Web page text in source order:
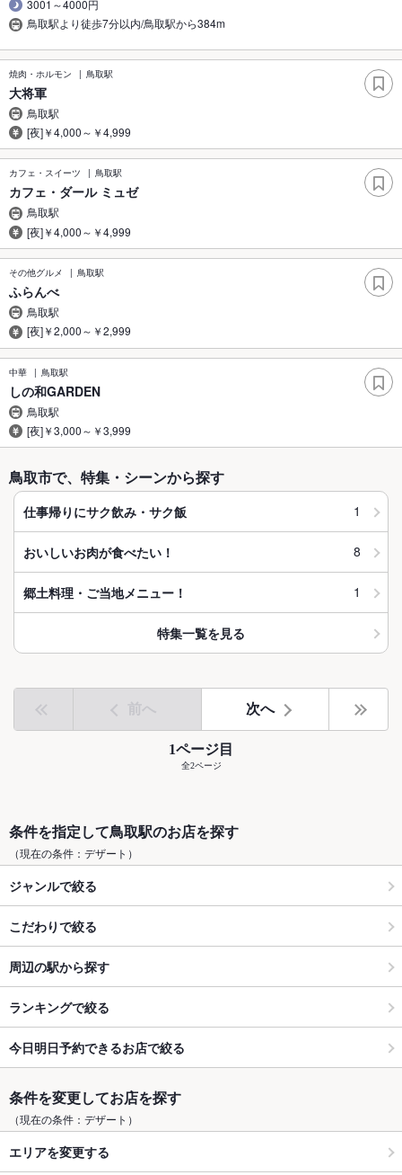
3001～4000円
鳥取駅より徒歩7分以内/鳥取駅から384m
焼肉・ホルモン 鳥取駅
大将軍
鳥取駅
[夜]￥4,000～￥4,999
カフェ・スイーツ 鳥取駅
カフェ・ダール ミュゼ
鳥取駅
[夜]￥4,000～￥4,999
その他グルメ 鳥取駅
ふらんべ
鳥取駅
[夜]￥2,000～￥2,999
中華 鳥取駅
しの和GARDEN
鳥取駅
[夜]￥3,000～￥3,999
鳥取市で、特集・シーンから探す
仕事帰りにサク飲み・サク飯 1
おいしいお肉が食べたい！ 8
郷土料理・ご当地メニュー！ 1
特集一覧を見る
前へ 次へ
1ページ目
全2ページ
条件を指定して鳥取駅のお店を探す
（現在の条件：デザート）
ジャンルで絞る
こだわりで絞る
周辺の駅から探す
ランキングで絞る
今日明日予約できるお店で絞る
条件を変更してお店を探す
（現在の条件：デザート）
エリアを変更する